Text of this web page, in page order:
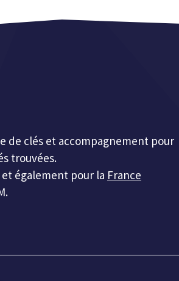
de clés et accompagnement pour
trouvées.
et également pour la France